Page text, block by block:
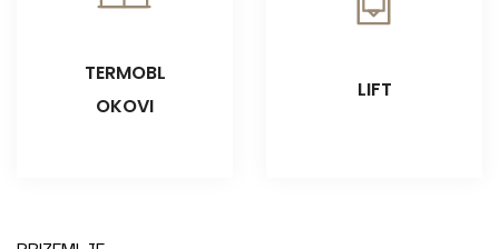
TERMOBL
OKOVI
LIFT